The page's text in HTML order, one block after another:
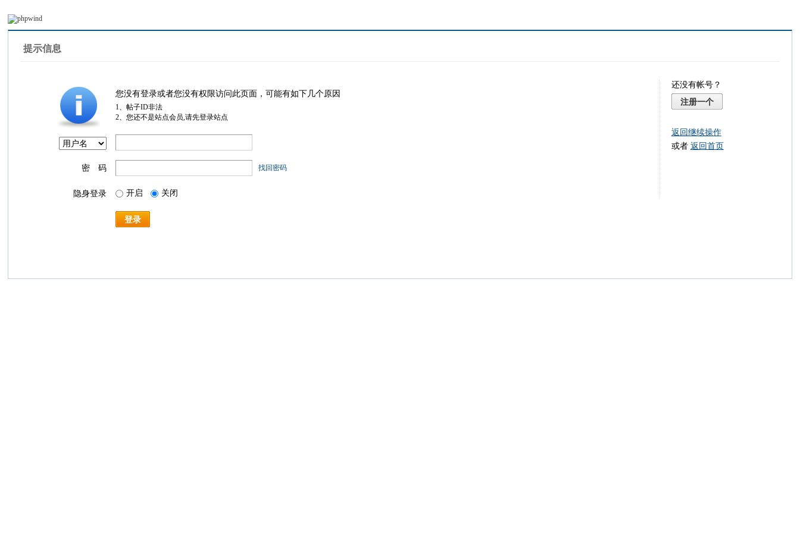
提示信息
您没有登录或者您没有权限访问此页面，可能有如下几个原因
1、帖子ID非法
2、您还不是站点会员,请先登录站点
密 码 找回密码
隐身登录 开启 关闭
登录
还没有帐号？
注册一个
返回继续操作
或者 返回首页